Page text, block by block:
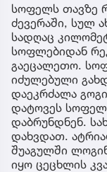
სოფელს თავზე
ძევერაში, სულ
სადღაც
სოფლებიდან
გაეცალეთო.
იძულებული
დაეკრძალა
დატოვეს
დაბრუნდნენ.
დახვდათ.
შუაგულში
იყო ცეცხლის